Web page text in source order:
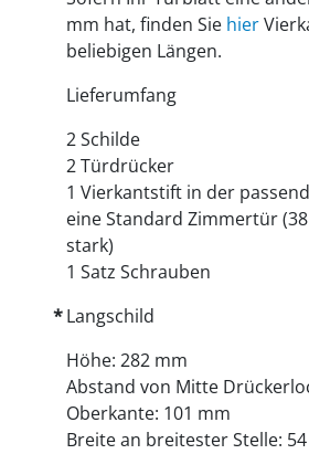
mm hat, finden Sie hier
beliebigen Längen.
Lieferumfang
2 Schilde
2 Türdrücker
1 Vierkantstift in der
eine Standard Zimmertür
stark)
1 Satz Schrauben
Langschild
Höhe: 282 mm
Abstand von Mitte
Oberkante: 101 mm
Breite an breitester Stelle: